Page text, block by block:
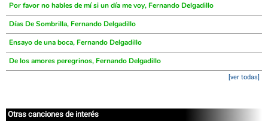
Por favor no hables de mí si un día me voy, Fernando Delgadillo
Días De Sombrilla, Fernando Delgadillo
Ensayo de una boca, Fernando Delgadillo
De los amores peregrinos, Fernando Delgadillo
[ver todas]
Otras canciones de interés